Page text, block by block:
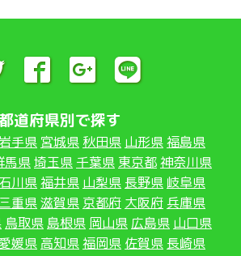
都道府県別で探す
岩手県 宮城県 秋田県 山形県福島県
馬県埼玉県 千葉県 東京都神奈川県
石川県福井県 山梨県 長野県 岐阜県
三重県滋賀県 京都府 大阪府 兵庫県
鳥取県 島根県 岡山県 広島県 山口県
媛県 高知県福岡県 佐賀県 長崎県